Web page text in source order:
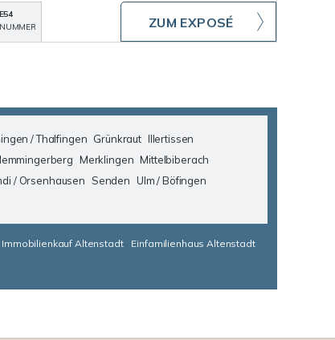
ZUM EXPOSÉ
/ Thalfingen Grünkraut Illertissen
Merklingen Mittelbiberach
/ Orsenhausen Senden Ulm / Böfingen
Immobilienkauf Altenstadt
Einfamilienhaus Altenstadt